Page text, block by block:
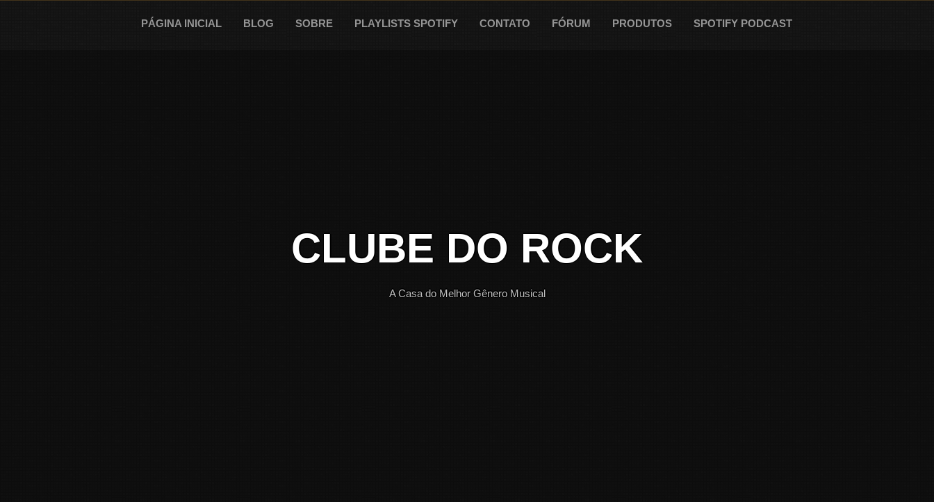
PÁGINA INICIAL BLOG SOBRE PLAYLISTS SPOTIFY CONTATO FÓRUM PRODUTOS SPOTIFY PODCAST
CLUBE DO ROCK
A Casa do Melhor Gênero Musical